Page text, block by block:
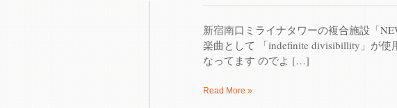
新宿南口ミライナタワーの複合施設「
楽曲として 「indefinite divisibillity」が使
なってます のでよ […]
Read More »